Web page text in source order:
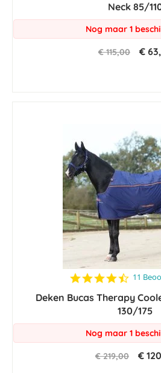
Neck 85/
Nog maar 1
€ 115,00 €
4.4
rating
11
Deken Bucas Therapy
130/175
Nog maar 1
€ 219,00 €